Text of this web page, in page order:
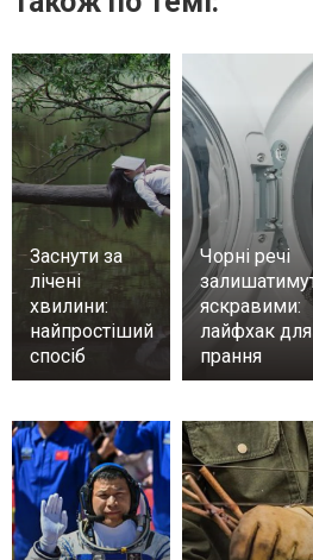
Заснути за
лічені
хвилини:
найпростіший
спосіб
Чорні речі
яскравими:
лайфхак для
прання